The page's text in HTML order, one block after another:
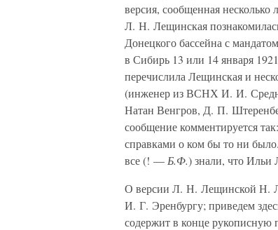
версия, сообщенная несколько
Л. Н. Лещинская
Донецкого бассейна с
в Сибирь 13 или 14 января
перечислила Лещинская и
(инженер из ВСНХ И. И.
Натан Венгров, Д. П.
сообщение комментируется
справками о ком бы то ни
все (! — Б.Ф.) знали, что Ильи
О версии Л. Н. Лещинской Н.
И. Г. Эренбургу; приведем
содержит в конце